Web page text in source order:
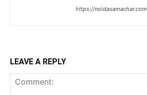
https://noidasamachar.com
LEAVE A REPLY